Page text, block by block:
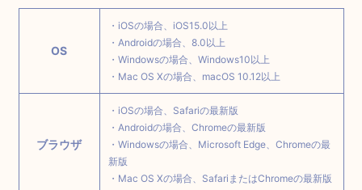
OS
・iOSの場合、iOS15.0以上
・Androidの場合、8.0以上
・Windowsの場合、Windows10以上
・Mac OS Xの場合、macOS 10.12以上
ブラウザ
・iOSの場合、Safariの最新版
・Androidの場合、Chromeの最新版
・Windowsの場合、Microsoft Edge、Chromeの最
新版
・Mac OS Xの場合、SafariまたはChromeの最新版